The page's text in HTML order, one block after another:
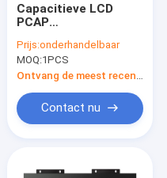
Capacitieve LCD
PCAP
met Tribune 15,6
Duimdesktop 50-60
Herz
Prijs:onderhandelbaar
MOQ:1PCS
Contact nu